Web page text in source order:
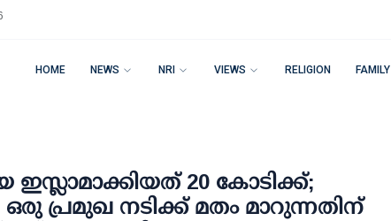
HOME NEWS NRI VIEWS RELIGION FAMILY
ഇസ്ലാമാക്കിയത് 20 കോടിക്ക്;
പ്രമുഖ നടിക്ക് മതം മാറുന്നതിന്